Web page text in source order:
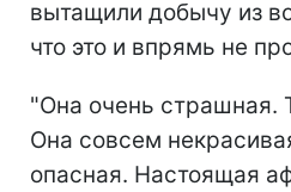
вытащили добычу из
что это и впрямь не
"Она очень страшная.
Она совсем
опасная. Настоящая